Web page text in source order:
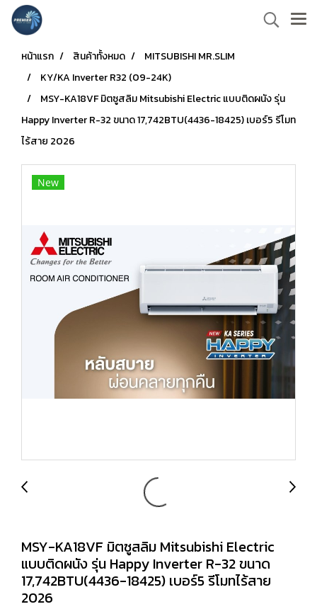
หน้าแรก สินค้าทั้งหมด
MITSUBISHI MR.SLIM
KY/KA Inverter R32 (09-24K)
MSY-KA18VF มิตซูสลิม Mitsubishi Electric แบบติดผนัง รุ่น
Happy Inverter R-32 ขนาด 17,742BTU(4436-18425) เบอร์5 รีโมท
ไร้สาย 2026
New
MSY-KA18VF มิตซูสลิม Mitsubishi Electric
แบบติดผนัง รุ่น Happy Inverter R-32 ขนาด
17,742BTU(4436-18425) เบอร์5 รีโมทไร้สาย
2026